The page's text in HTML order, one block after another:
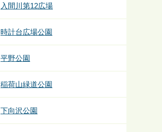
入間川第12広場
時計台広場公園
平野公園
稲荷山緑道公園
下向沢公園